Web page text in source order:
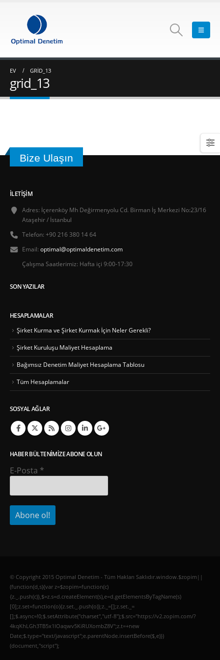
EV GRID_13
grid_13
Bize Ulaşın
İLETIŞIM
Adres: İçerenköy Mh Değirmenyolu Cd. Birman İş Merkezi No:23/16
Ataşehir / İstanbul
Telefon: +90 216 380 14 64
Email: optimal@optimaldenetim.com
Çalışma Saatlerimiz: Hafta içi 9:00-17:30
SON YAZILAR
HESAPLAMALAR
Şirket Kurma ve Şirket Kurmak İçin Neler Gerekli?
Şirket Kuruluşu Maliyet Hesaplama
Bağımsız Denetim Maliyet Hesaplama Tablosu
Tüm Hesaplamalar
SOSYAL AĞLAR
HABER BÜLTENIMIZE ABONE OLUN
E-Posta *
© Copyright 2015 Optimal Denetim - Tüm Hakları Saklıdır.window.$zopim||
(function(d,s){var z=$zopim=function(c)
{z._.push(c)},$=z.s=d.createElement(s),e=d.getElementsByTagName(s)
[0];z.set=function(o){z.set._.push(o)};z._=[];z.set._=
[];$.async=!0;$.setAttribute("charset","utf-8");$.src="https://v2.zopim.com/?
4kqKhLGh3TB5x1lOaqwv5KiRUXombZ8V";z.t=+new
Date;$.type="text/javascript";e.parentNode.insertBefore($,e)})
(document,"script");